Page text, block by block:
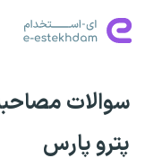
سوالات
پترو پارس